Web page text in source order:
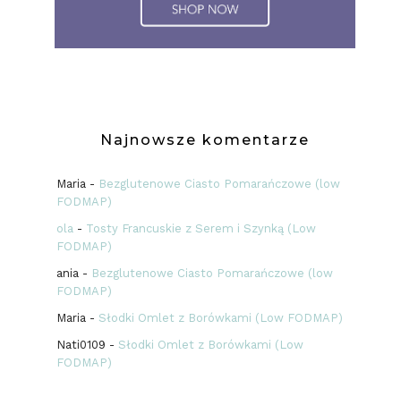
Najnowsze komentarze
Maria- Bezglutenowe Ciasto Pomarańczowe (low
FODMAP)
ola- Tosty Francuskie z Serem i Szynką (Low
FODMAP)
ania- Bezglutenowe Ciasto Pomarańczowe (low
FODMAP)
Maria- Słodki Omlet z Borówkami (Low FODMAP)
Nati0109 - Słodki Omlet z Borówkami (Low
FODMAP)